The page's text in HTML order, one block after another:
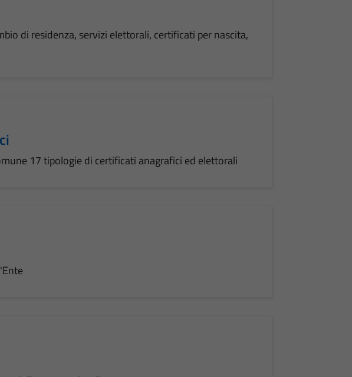
di residenza, servizi elettorali, certificati per nascita,
17 tipologie di certificati anagrafici ed elettorali